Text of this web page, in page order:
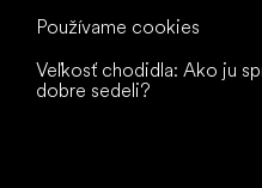
Používame cookies
Veľkosť chodidla: Ako ju
dobre sedeli?